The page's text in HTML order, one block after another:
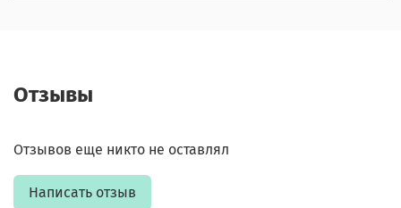
Отзывы
Отзывов еще никто не оставлял
Написать отзыв